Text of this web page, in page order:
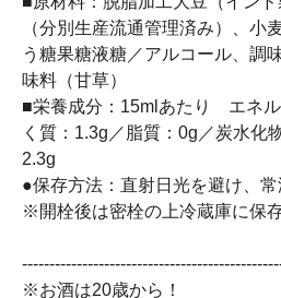
（分別生産流通管理済み）、小
う糖果糖液糖／アルコール、調
味料（甘草）
■栄養成分：15mlあたり エネ
く質：1.3g／脂質：0g／炭水化
2.3g
●保存方法：直射日光を避け、常
※開栓後は密栓の上冷蔵庫に保
※お酒は20歳から！